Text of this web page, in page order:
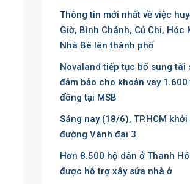
Thông tin mới nhất về việc
Giờ, Bình Chánh, Củ Chi, Hóc
Nhà Bè lên thành phố
Novaland tiếp tục bổ sung tài
đảm bảo cho khoản vay 1.600
đồng tại MSB
Sáng nay (18/6), TP.HCM
đường Vành đai 3
Hơn 8.500 hộ dân ở Thanh
được hỗ trợ xây sửa nhà ở